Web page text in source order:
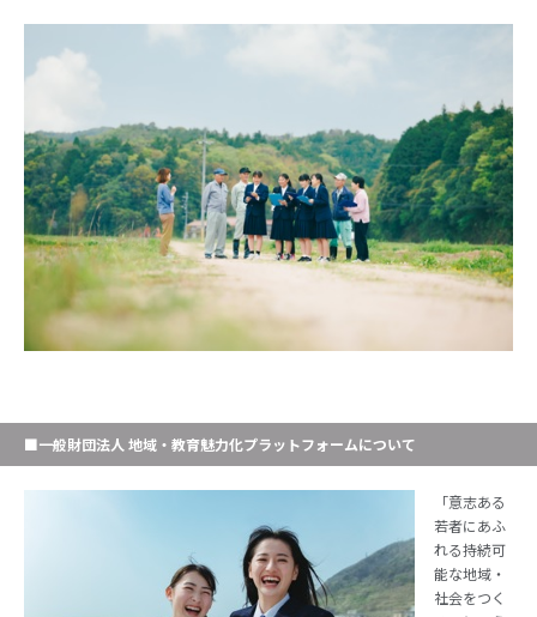
■一般財団法人 地域・教育魅力化プラットフォームについて
「意志ある
若者にあふ
れる持続可
能な地域・
社会をつく